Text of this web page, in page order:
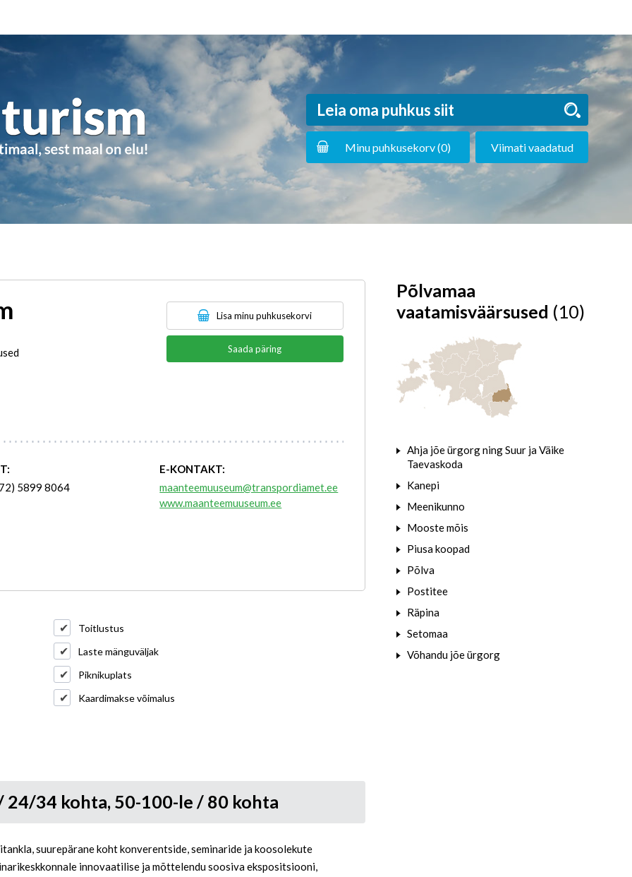
Minu puhkusekorv (0) Viimati vaadatud
Lisa minu puhkusekorvi
Saada päring
5899 8064
E-KONTAKT:
maanteemuuseum@transpordiamet.ee
www.maanteemuuseum.ee
Toitlustus
Laste mänguväljak
Piknikuplats
Kaardimakse võimalus
24/34 kohta, 50-100-le / 80 kohta
suurepärane koht konverentside, seminaride ja koosolekute
innovaatilise ja mõttelendu soosiva ekspositsiooni,
Põlvamaa
vaatamisväärsused (10)
Ahja jõe ürgorg ning Suur ja Väike
Taevaskoda
Kanepi
Meenikunno
Mooste mõis
Piusa koopad
Põlva
Postitee
Räpina
Setomaa
Võhandu jõe ürgorg